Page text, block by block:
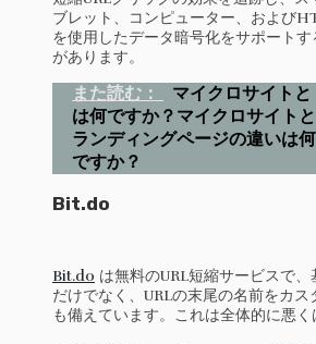
ブレット、コンピューター、および
を使用したデータ暗号化をサポート
があります。
また読む：
マイクロサイトと
は何ですか？マイクロサイトと
ランディングページの違いは何
ですか？
Bit.do
Bit.do は無料のURL短縮サービスで
だけでなく、URLの末尾の名前をカ
も備えています。これは全体的に悪く